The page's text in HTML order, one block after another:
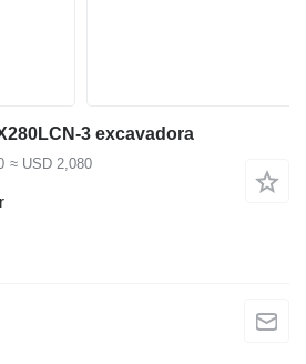
3 excavadora
≈ USD 2,080